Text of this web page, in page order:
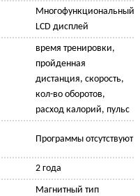
Многофункциональный
LCD дисплей
время тренировки,
пройденная
дистанция, скорость,
кол-во оборотов,
расход калорий, пульс
Программы отсутствуют
2 года
Магнитный тип